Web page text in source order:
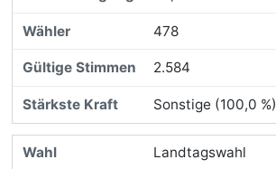
478
2.584
Sonstige (100,0 %)
Landtagswahl